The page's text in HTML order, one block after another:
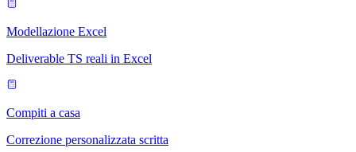
Modellazione Excel
Deliverable TS reali in Excel
Compiti a casa
Correzione personalizzata scritta